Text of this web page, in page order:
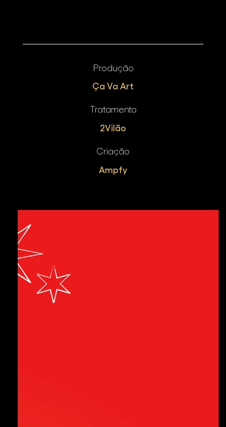
Produção
Ça Va Art
Tratamento
2Vilão
Criação
Ampfy